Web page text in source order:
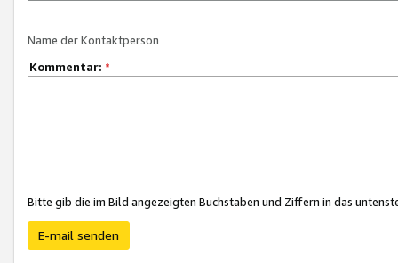
Name der Kontaktperson
Kommentar: *
Bitte gib die im Bild angezeigten Buchstaben und Ziffern in das
E-mail senden